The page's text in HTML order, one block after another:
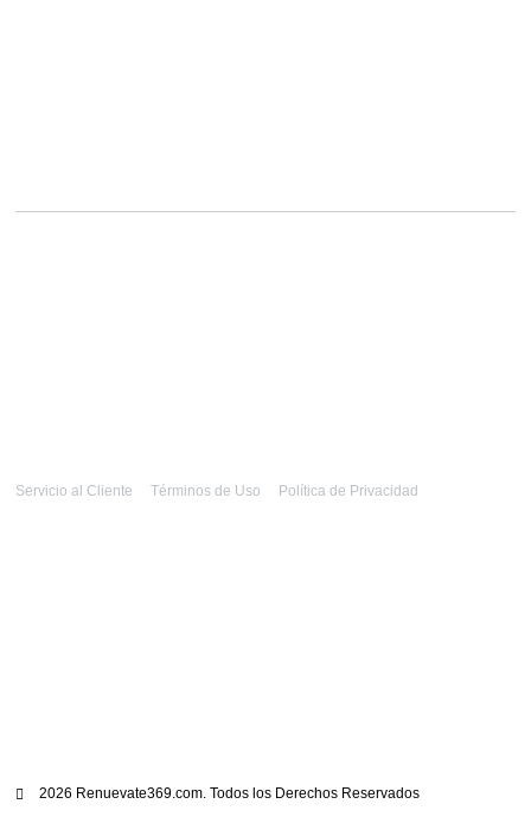
2026 Renuevate369.com. Todos los Derechos Reservados
Servicio al Cliente Términos de Uso Política de Privacidad